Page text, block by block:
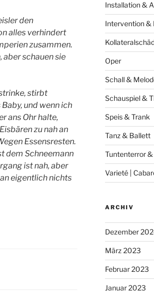
den
alles verhindert
zusammen.
aber schauen sie
stirbt
und wenn ich
ans Ohr halte,
zu nah an
Essensresten.
dem Schneemann
ist nah, aber
eigentlich nichts
Installation &
Intervention &
Oper
Schall &
Schauspiel &
Speis & Trank
Tanz & Ballett
Tuntenterror &
Varieté |
ARCHIV
Dezember
März 2023
Februar 2023
Januar 2023